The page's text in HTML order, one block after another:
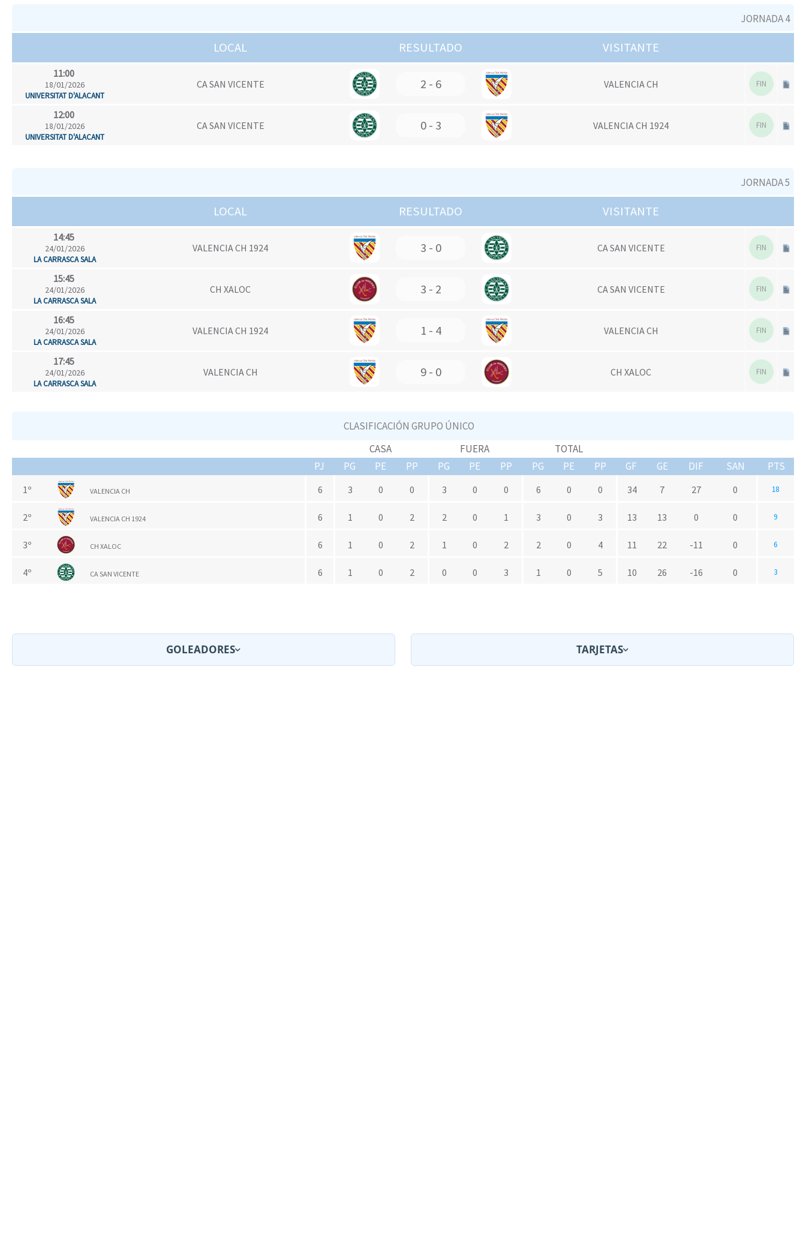
JORNADA 4
LOCAL RESULTADO VISITANTE
11:00
18/01/2026
UNIVERSITAT D'ALACANT
CA SAN VICENTE 2 - 6 VALENCIA CH FIN
12:00
18/01/2026
UNIVERSITAT D'ALACANT
CA SAN VICENTE 0 - 3 VALENCIA CH 1924 FIN
JORNADA 5
LOCAL RESULTADO VISITANTE
14:45
24/01/2026
LA CARRASCA SALA
VALENCIA CH 1924 3 - 0 CA SAN VICENTE FIN
15:45
24/01/2026
LA CARRASCA SALA
CH XALOC 3 - 2 CA SAN VICENTE FIN
16:45
24/01/2026
LA CARRASCA SALA
VALENCIA CH 1924 1 - 4 VALENCIA CH FIN
17:45
24/01/2026
LA CARRASCA SALA
VALENCIA CH 9 - 0 CH XALOC FIN
CLASIFICACIÓN GRUPO ÚNICO
CASA
FUERA
TOTAL
PJ
PG PE PP PG PE PP PG PE PP GF GE DIF SAN PTS
1º VALENCIA CH 6 3 0 0 3 0 0 6 0 0 34 7 27 0 18
2º VALENCIA CH 1924 6 1 0 2 2 0 1 3 0 3 13 13 0 0 9
3º CH XALOC 6 1 0 2 1 0 2 2 0 4 11 22 -11 0 6
4º CA SAN VICENTE 6 1 0 2 0 0 3 1 0 5 10 26 -16 0 3
GOLEADORES TARJETAS